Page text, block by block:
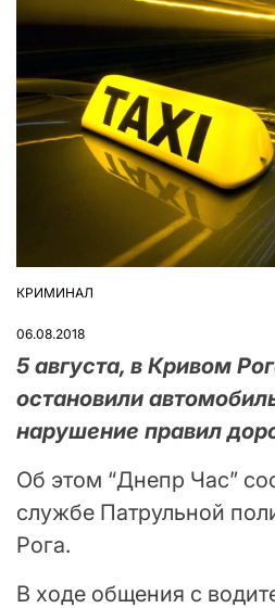
ОПУБЛІКУВАТИ
КРИМИНАЛ
06.08.2018
5 августа, в Кривом
остановили
нарушение правил
Об этом “Днепр Час”
службе Патрульной
Рога.
В ходе общения с